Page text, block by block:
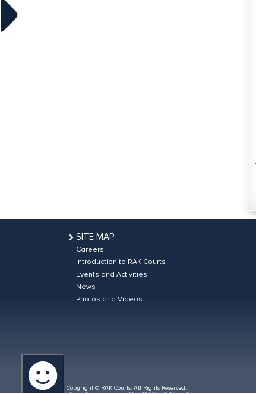
SITE MAP
Careers
Introduction to RAK Courts
Events and Activities
News
Photos and Videos
Copyright © RAK Courts. All Rights Reserved.